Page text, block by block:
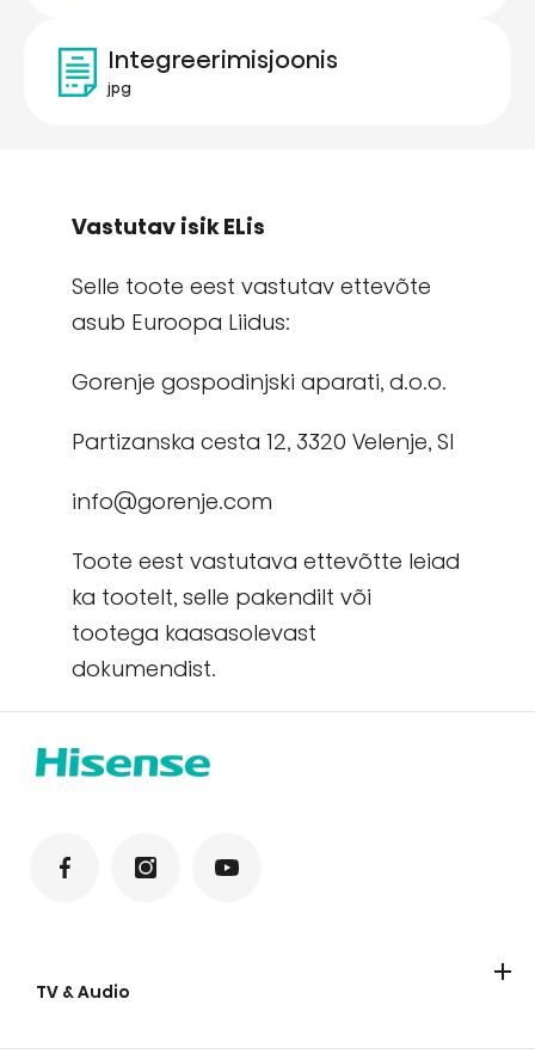
Integreerimisjoonis
jpg
Vastutav isik ELis
Selle toote eest vastutav ettevõte
asub Euroopa Liidus:
Gorenje gospodinjski aparati, d.o.o.
Partizanska cesta 12, 3320 Velenje, Sl
info@gorenje.com
Toote eest vastutava ettevõtte leiad
ka tootelt, selle pakendilt või
tootega kaasasolevast
dokumendist.
TV & Audio